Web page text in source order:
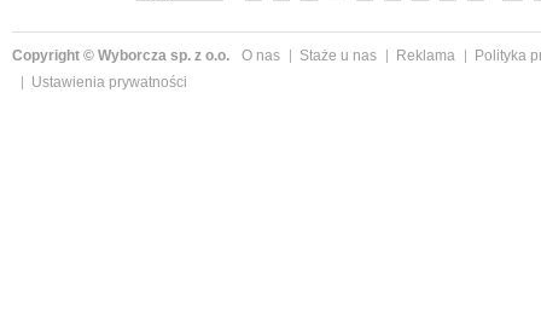
Copyright © Wyborcza sp. z o.o. O nas Staże u nas Reklama
Polityka
Ustawienia prywatności